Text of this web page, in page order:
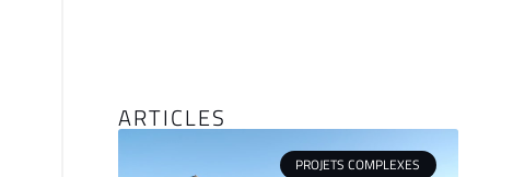
ARTICLES
PROJETS COMPLEXES